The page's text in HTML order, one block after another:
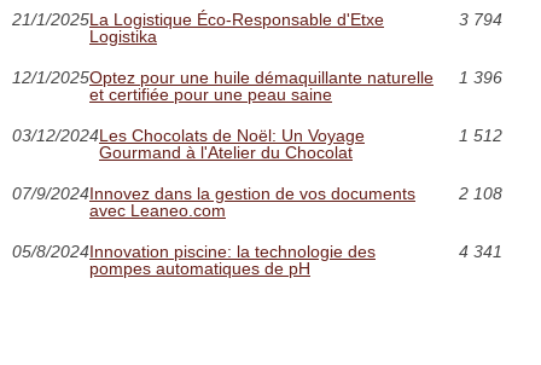
21/1/2025La Logistique Éco-Responsable d'Etxe
Logistika
3 794
12/1/2025Optez pour une huile démaquillante naturelle
et certifiée pour une peau saine
1 396
03/12/2024Les Chocolats de Noël: Un Voyage
Gourmand à l'Atelier du Chocolat
1 512
07/9/2024Innovez dans la gestion de vos documents
avec Leaneo.com
2 108
05/8/2024Innovation piscine: la technologie des
pompes automatiques de pH
4 341